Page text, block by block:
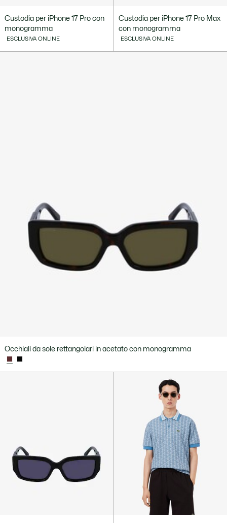
Custodia per iPhone 17 Pro con
monogramma
ESCLUSIVA ONLINE
Custodia per iPhone 17 Pro Max
con monogramma
ESCLUSIVA ONLINE
Occhiali da sole rettangolari in acetato con monogramma